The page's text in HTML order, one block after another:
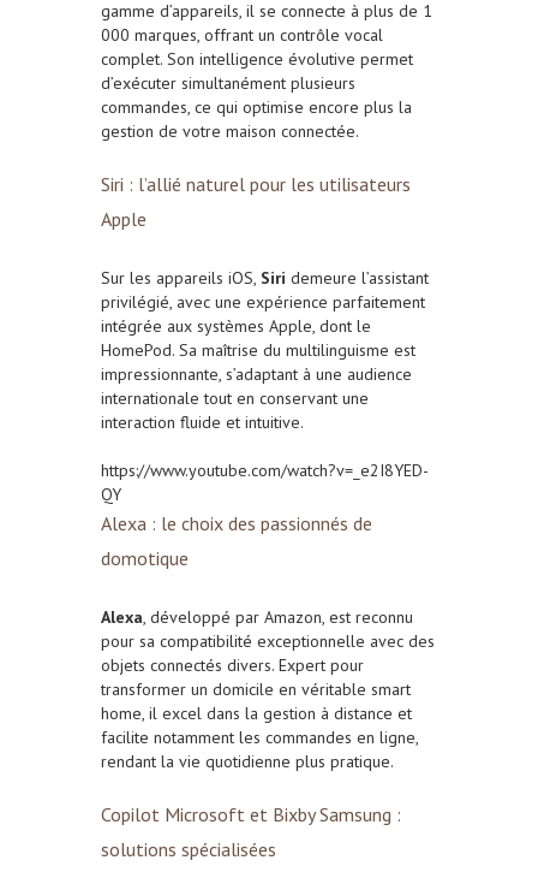
gamme d’appareils, il se connecte à plus de 1
000 marques, offrant un contrôle vocal
complet. Son intelligence évolutive permet
d’exécuter simultanément plusieurs
commandes, ce qui optimise encore plus la
gestion de votre maison connectée.
Siri : l’allié naturel pour les utilisateurs
Apple
Sur les appareils iOS, Siri demeure l’assistant
privilégié, avec une expérience parfaitement
intégrée aux systèmes Apple, dont le
HomePod. Sa maîtrise du multilinguisme est
impressionnante, s’adaptant à une audience
internationale tout en conservant une
interaction fluide et intuitive.
https://www.youtube.com/watch?v=_e2I8YED-
QY
Alexa : le choix des passionnés de
domotique
Alexa, développé par Amazon, est reconnu
pour sa compatibilité exceptionnelle avec des
objets connectés divers. Expert pour
transformer un domicile en véritable smart
home, il excel dans la gestion à distance et
facilite notamment les commandes en ligne,
rendant la vie quotidienne plus pratique.
Copilot Microsoft et Bixby Samsung :
solutions spécialisées